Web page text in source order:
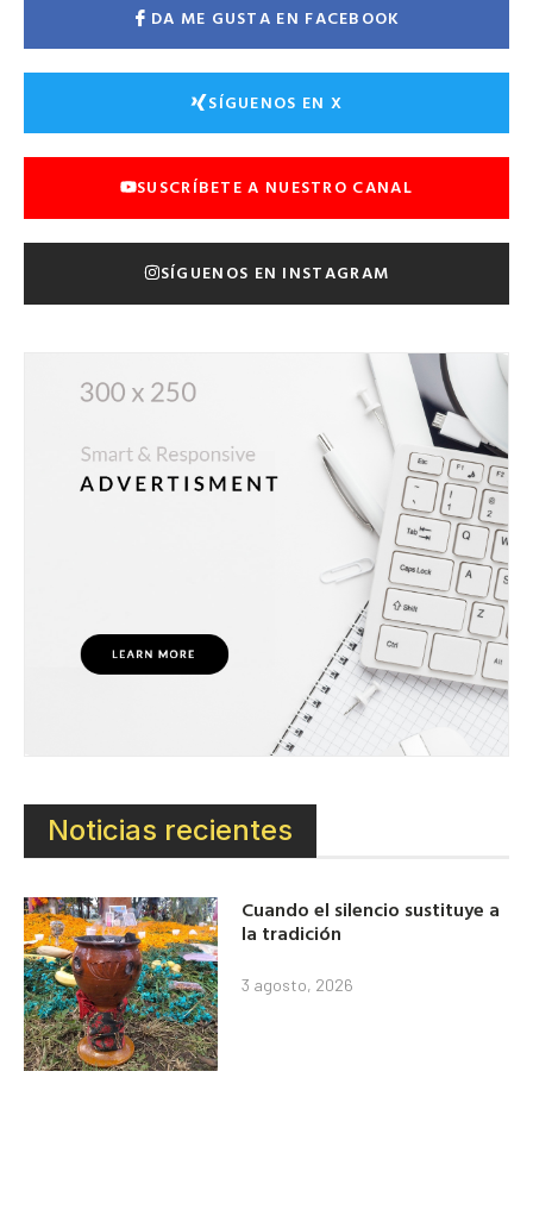
DA ME GUSTA EN FACEBOOK
SÍGUENOS EN X
SUSCRÍBETE A NUESTRO CANAL
SÍGUENOS EN INSTAGRAM
Noticias recientes
Cuando el silencio sustituye a
la tradición
3 agosto, 2026